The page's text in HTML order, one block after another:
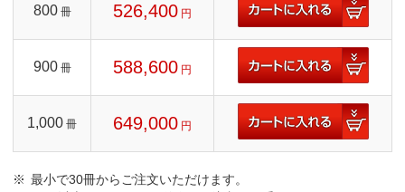
800 冊 526,400 円
900 冊 588,600 円
1,000 冊 649,000 円
最小で30冊からご注文いただけます。